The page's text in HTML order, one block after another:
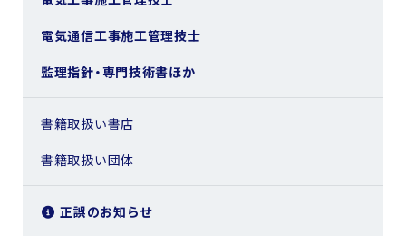
電気通信工事施工管理技士
監理指針・専門技術書ほか
書籍取扱い書店
書籍取扱い団体
正誤のお知らせ